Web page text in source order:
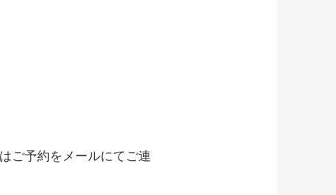
ご予約をメールにてご連